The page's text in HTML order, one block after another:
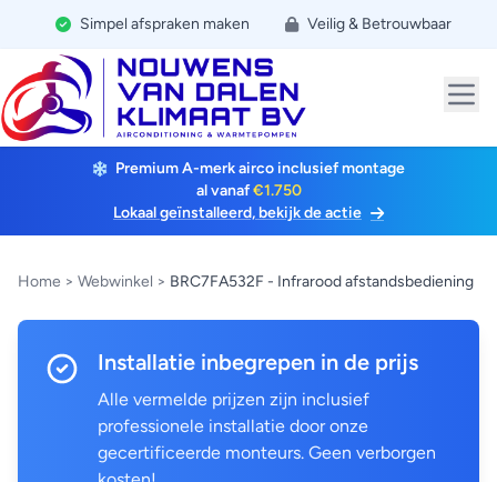
Simpel afspraken maken Veilig & Betrouwbaar
Premium A-merk airco inclusief montage
al vanaf€1.750
Lokaal geïnstalleerd, bekijk de actie
Home > Webwinkel > BRC7FA532F - Infrarood afstandsbediening
Installatie inbegrepen in de prijs
Alle vermelde prijzen zijn inclusief
professionele installatie door onze
gecertificeerde monteurs. Geen verborgen